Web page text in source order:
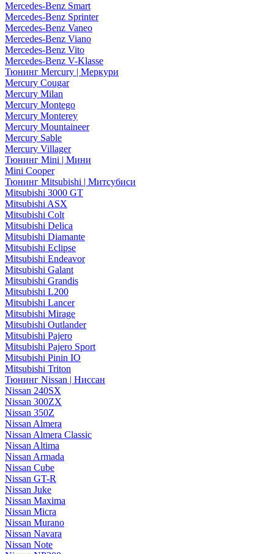
Mercedes-Benz Smart
Mercedes-Benz Sprinter
Mercedes-Benz Vaneo
Mercedes-Benz Viano
Mercedes-Benz Vito
Mercedes-Benz V-Klasse
Тюнинг Mercury | Меркури
Mercury Cougar
Mercury Milan
Mercury Montego
Mercury Monterey
Mercury Mountaineer
Mercury Sable
Mercury Villager
Тюнинг Mini | Мини
Mini Cooper
Тюнинг Mitsubishi | Митсубиси
Mitsubishi 3000 GT
Mitsubishi ASX
Mitsubishi Colt
Mitsubishi Delica
Mitsubishi Diamante
Mitsubishi Eclipse
Mitsubishi Endeavor
Mitsubishi Galant
Mitsubishi Grandis
Mitsubishi L200
Mitsubishi Lancer
Mitsubishi Mirage
Mitsubishi Outlander
Mitsubishi Pajero
Mitsubishi Pajero Sport
Mitsubishi Pinin IO
Mitsubishi Triton
Тюнинг Nissan | Ниссан
Nissan 240SX
Nissan 300ZX
Nissan 350Z
Nissan Almera
Nissan Almera Classic
Nissan Altima
Nissan Armada
Nissan Cube
Nissan GT-R
Nissan Juke
Nissan Maxima
Nissan Micra
Nissan Murano
Nissan Navara
Nissan Note